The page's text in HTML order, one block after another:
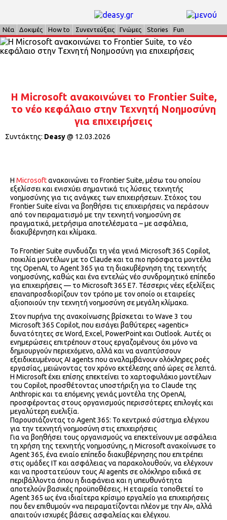
Νέα Δοκιμές How to Συνεντεύξεις Γνώμες Stories Fun
Η Microsoft ανακοινώνει το Frontier Suite,
το νέο κεφάλαιο στην Τεχνητή Νοημοσύνη
για επιχειρήσεις
Συντάκτης: Deasy@ 12.03.2026
Η Microsoftανακοινώνει το Frontier Suite, μέσω του οποίου
εξελίσσει και ενισχύει σημαντικά τις λύσεις τεχνητής
νοημοσύνης για τις ανάγκες των επιχειρήσεων. Στόχος του
Frontier Suite είναι να βοηθήσει τις επιχειρήσεις να περάσουν
από τον πειραματισμό με την τεχνητή νοημοσύνη σε
πραγματικά, μετρήσιμα αποτελέσματα – με ασφάλεια,
διακυβέρνηση και κλίμακα.
Το Frontier Suite συνδυάζει τη νέα γενιά Microsoft 365 Copilot,
ποικιλία μοντέλων με το Claude και τα πιο πρόσφατα μοντέλα
της OpenAI, το Agent 365 για τη διακυβέρνηση της τεχνητής
νοημοσύνης, καθώς και ένα εντελώς νέο συνδρομητικό επίπεδο
για επιχειρήσεις — το Microsoft 365 E7. Τέσσερις νέες εξελίξεις
επαναπροσδιορίζουν τον τρόπο με τον οποίο οι εταιρείες
αξιοποιούν την τεχνητή νοημοσύνη σε μεγάλη κλίμακα.
Στον πυρήνα της ανακοίνωσης βρίσκεται το Wave 3 του
Microsoft 365 Copilot, που εισάγει βαθύτερες «agentic»
δυνατότητες σε Word, Excel, PowerPoint και Outlook. Αυτές οι
ενημερώσεις επιτρέπουν στους εργαζομένους όχι μόνο να
δημιουργούν περιεχόμενο, αλλά και να αναπτύσσουν
εξειδικευμένους AI agents που αναλαμβάνουν ολόκληρες ροές
εργασίας, μειώνοντας τον χρόνο εκτέλεσης από ώρες σε λεπτά.
Η Microsoft έχει επίσης επεκτείνει το χαρτοφυλάκιο μοντέλων
του Copilot, προσθέτοντας υποστήριξη για το Claude της
Anthropic και τα επόμενης γενιάς μοντέλα της OpenAI,
προσφέροντας στους οργανισμούς περισσότερες επιλογές και
μεγαλύτερη ευελιξία.
Παρουσιάζοντας το Agent 365: Το κεντρικό σύστημα ελέγχου
για την τεχνητή νοημοσύνη στις επιχειρήσεις
Για να βοηθήσει τους οργανισμούς να επεκτείνουν με ασφάλεια
τη χρήση της τεχνητής νοημοσύνης, η Microsoft ανακοίνωσε το
Agent 365, ένα ενιαίο επίπεδο διακυβέρνησης που επιτρέπει
στις ομάδες IT και ασφάλειας να παρακολουθούν, να ελέγχουν
και να προστατεύουν τους AI agents σε ολόκληρο ειδικά σε
περιβάλλοντα όπου η διαφάνεια και η υπευθυνότητα
αποτελούν βασικές προϋποθέσεις. Η εταιρεία τοποθετεί το
Agent 365 ως ένα ιδιαίτερα κρίσιμο εργαλείο για επιχειρήσεις
που δεν επιθυμούν «να πειραματίζονται πλέον με την AI», αλλά
απαιτούν ισχυρές βάσεις ασφαλείας και ελέγχου.